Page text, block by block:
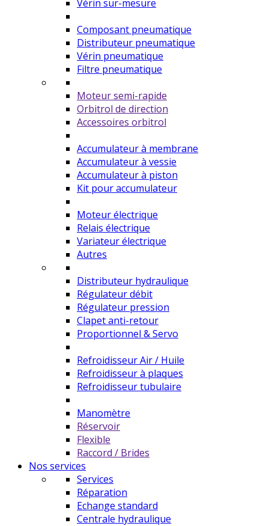
Vérin sur-mesure
Composant pneumatique
Distributeur pneumatique
Vérin pneumatique
Filtre pneumatique
Moteur semi-rapide
Orbitrol de direction
Accessoires orbitrol
Accumulateur à membrane
Accumulateur à vessie
Accumulateur à piston
Kit pour accumulateur
Moteur électrique
Relais électrique
Variateur électrique
Autres
Distributeur hydraulique
Régulateur débit
Régulateur pression
Clapet anti-retour
Proportionnel & Servo
Refroidisseur Air / Huile
Refroidisseur à plaques
Refroidisseur tubulaire
Manomètre
Réservoir
Flexible
Raccord / Brides
Nos services
Services
Réparation
Echange standard
Centrale hydraulique